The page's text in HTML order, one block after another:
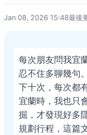
Jan 08, 2026 15:48最後
每次朋友問我宜
忍不住多聊幾句
下十次，每次都
宜蘭時，我也只
掘，才發現好多
規劃行程，這篇